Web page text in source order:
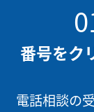
番号をク
電話相談の